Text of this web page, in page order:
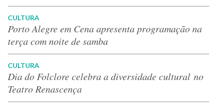
CULTURA
Porto Alegre em Cena apresenta programação na
terça com noite de samba
CULTURA
Dia do Folclore celebra a diversidade cultural no
Teatro Renascença